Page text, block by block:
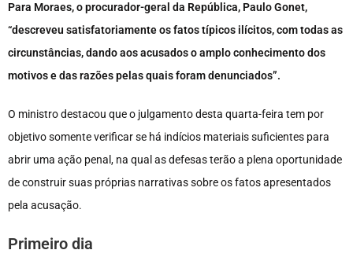
Para Moraes, o procurador-geral da República, Paulo Gonet,
“descreveu satisfatoriamente os fatos típicos ilícitos, com todas as
circunstâncias, dando aos acusados o amplo conhecimento dos
motivos e das razões pelas quais foram denunciados”.
O ministro destacou que o julgamento desta quarta-feira tem por
objetivo somente verificar se há indícios materiais suficientes para
abrir uma ação penal, na qual as defesas terão a plena oportunidade
de construir suas próprias narrativas sobre os fatos apresentados
pela acusação.
Primeiro dia